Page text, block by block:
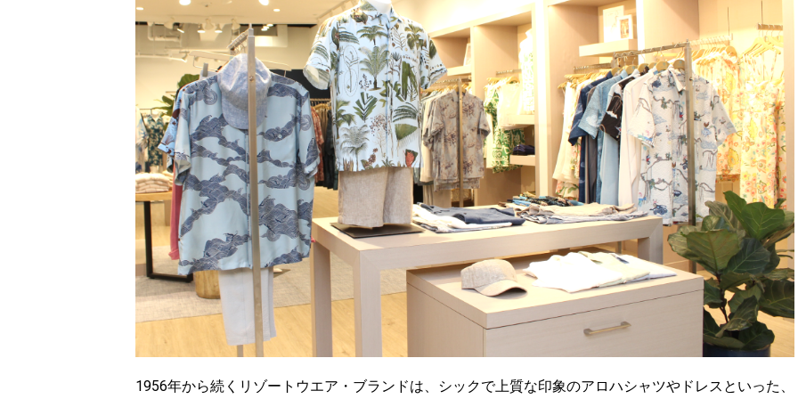
1956年から続くリゾートウエア・ブランドは、シックで上質な印象のアロハシャツやドレスといった、